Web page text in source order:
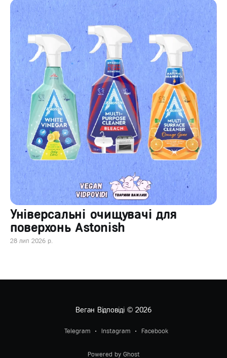
Універсальні очищувачі для
поверхонь Astonish
28 лип 2026 р.
Веган Відповіді© 2026
Telegram Instagram Facebook
Powered by Ghost